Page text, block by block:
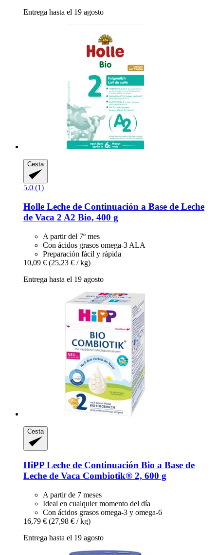
Entrega hasta el 19 agosto
Cesta
5.0 (1)
Holle Leche de Continuación a Base de Leche
de Vaca 2 A2 Bio, 400 g
A partir del 7º mes
Con ácidos grasos omega-3 ALA
Preparación fácil y rápida
10,09 € (25,23 € / kg)
Entrega hasta el 19 agosto
Cesta
HiPP Leche de Continuación Bio a Base de
Leche de Vaca Combiotik® 2, 600 g
A partir de 7 meses
Ideal en cualquier momento del día
Con ácidos grasos omega-3 y omega-6
16,79 € (27,98 € / kg)
Entrega hasta el 19 agosto